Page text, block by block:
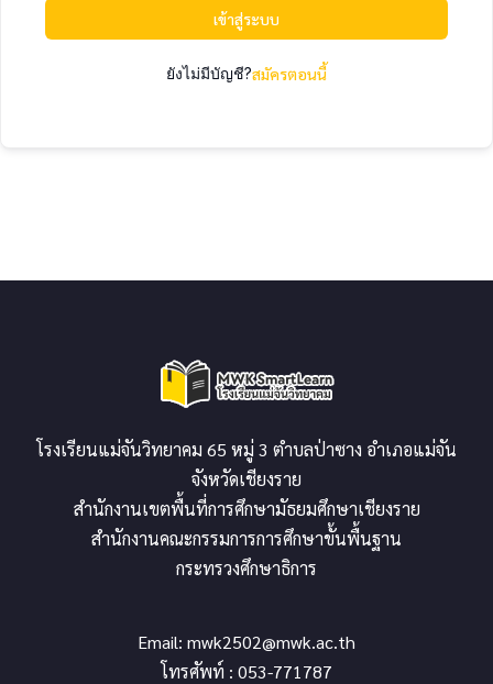
เข้าสู่ระบบ
ยังไม่มีบัญชี?สมัครตอนนี้
โรงเรียนแม่จันวิทยาคม 65 หมู่ 3 ตำบลป่าซาง อำเภอแม่จัน
จังหวัดเชียงราย
สำนักงานเขตพื้นที่การศึกษามัธยมศึกษาเชียงราย
สำนักงานคณะกรรมการการศึกษาขั้นพื้นฐาน
กระทรวงศึกษาธิการ
Email: mwk2502@mwk.ac.th
โทรศัพท์ : 053-771787